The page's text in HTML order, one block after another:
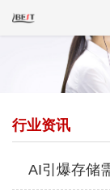
行业资讯
AI引爆存储